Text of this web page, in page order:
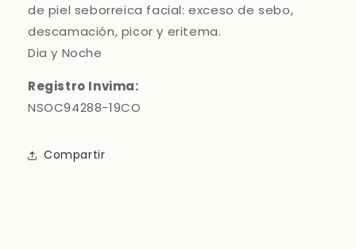
de piel seborreica facial: exceso de sebo,
descamación, picor y eritema.
Dia y Noche
Registro Invima:
NSOC94288-19CO
Compartir